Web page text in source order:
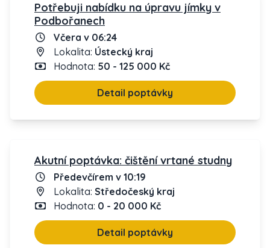
Potřebuji nabídku na úpravu jímky v
Podbořanech
Včera v 06:24
Lokalita: Ústecký kraj
Hodnota: 50 - 125 000 Kč
Detail poptávky
Akutní poptávka: čištění vrtané studny
Předevčírem v 10:19
Lokalita: Středočeský kraj
Hodnota: 0 - 20 000 Kč
Detail poptávky